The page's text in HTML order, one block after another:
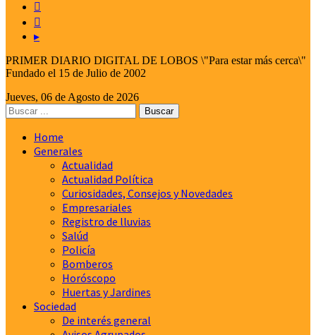


▸
PRIMER DIARIO DIGITAL DE LOBOS \"Para estar más cerca\"
Fundado el 15 de Julio de 2002
Jueves, 06 de Agosto de 2026
Home
Generales
Actualidad
Actualidad Política
Curiosidades, Consejos y Novedades
Empresariales
Registro de lluvias
Salúd
Policía
Bomberos
Horóscopo
Huertas y Jardines
Sociedad
De interés general